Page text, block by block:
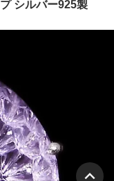
シルバー925製